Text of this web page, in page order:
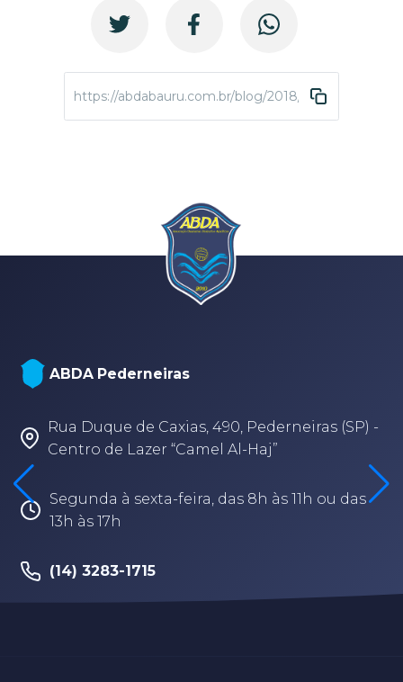
https://abdabauru.com.br/blog/2018/12/04/festival-
ABDA Pederneiras
Rua Duque de Caxias, 490, Pederneiras (SP) -
Centro de Lazer “Camel Al-Haj”
Segunda à sexta-feira, das 8h às 11h ou das
13h às 17h
(14) 3283-1715